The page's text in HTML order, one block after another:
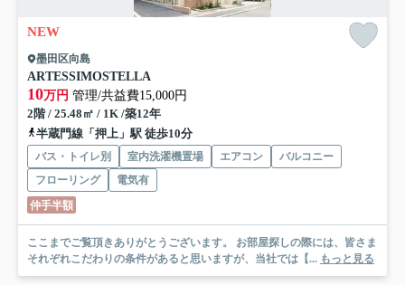
NEW
墨田区向島
ARTESSIMOSTELLA
10万円 管理/共益費15,000円
2階 / 25.48㎡ / 1K /築12年
半蔵門線「押上」駅 徒歩10分
バス・トイレ別 室内洗濯機置場 エアコン
バルコニー
フローリング
電気有
仲手半額
ここまでご覧頂きありがとうございます。 お部屋探しの際には、皆さま
それぞれこだわりの条件があると思いますが、当社では【... もっと見る